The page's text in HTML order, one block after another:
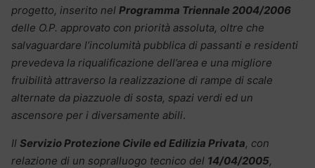
progetto, inserito nel Programma Triennale 2004/2006
delle O.P. approvato con priorità assoluta, oltre che
salvaguardare l’incolumità pubblica di passanti e residenti
prevedeva la riqualificazione dell’area e una migliore
fruibilità attraverso la realizzazione di rampe di scale
alternate da piazzuole di sosta, spazi verdi ed un
ascensore per i diversamente abili.
Il Servizio Protezione Civile ed Edilizia Privata, con
relazione di un sopralluogo tecnico del 14/04/2005,